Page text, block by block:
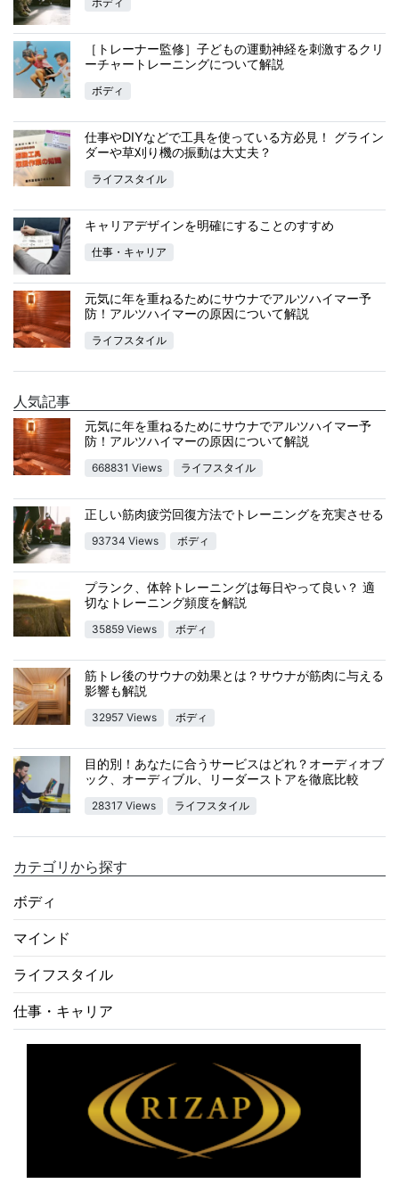
［トレーナー監修］子どもの運動神経を刺激するクリ
ーチャートレーニングについて解説
ボディ
仕事やDIYなどで工具を使っている方必見！ グライン
ダーや草刈り機の振動は大丈夫？
ライフスタイル
キャリアデザインを明確にすることのすすめ
仕事・キャリア
元気に年を重ねるためにサウナでアルツハイマー予
防！アルツハイマーの原因について解説
ライフスタイル
人気記事
元気に年を重ねるためにサウナでアルツハイマー予
防！アルツハイマーの原因について解説
668831 Views ライフスタイル
正しい筋肉疲労回復方法でトレーニングを充実させる
93734 Views ボディ
プランク、体幹トレーニングは毎日やって良い？ 適
切なトレーニング頻度を解説
35859 Views ボディ
筋トレ後のサウナの効果とは？サウナが筋肉に与える
影響も解説
32957 Views ボディ
目的別！あなたに合うサービスはどれ？オーディオブ
ック、オーディブル、リーダーストアを徹底比較
28317 Views ライフスタイル
カテゴリから探す
ボディ
マインド
ライフスタイル
仕事・キャリア